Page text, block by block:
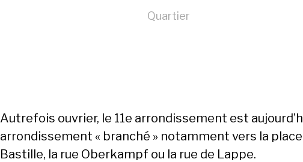
Quartier
Autrefois ouvrier, le 11e arrondissement est
arrondissement « branché » notamment vers la place
Bastille, la rue Oberkampf ou la rue de Lappe.